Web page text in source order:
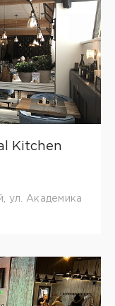
Kitchen
ул. Академика